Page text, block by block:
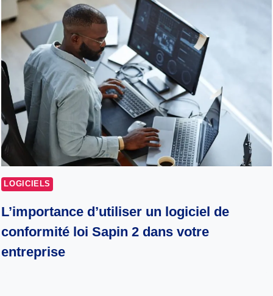
LOGICIELS
L’importance d’utiliser un logiciel de
conformité loi Sapin 2 dans votre
entreprise